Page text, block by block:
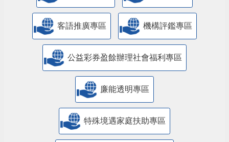
客語推廣專區 機構評鑑專區
公益彩券盈餘辦理社會福利專區
廉能透明專區
特殊境遇家庭扶助專區